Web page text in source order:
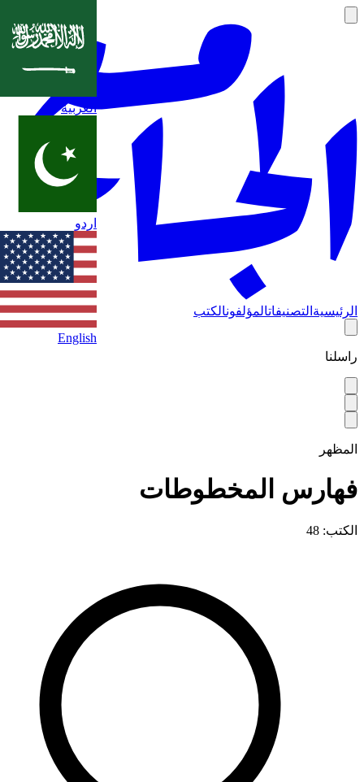
الرئيسية التصنيفاتالمؤلفونالكتب
راسلنا
العربية
اردو
English
المظهر
فهارس المخطوطات
الكتب: 48